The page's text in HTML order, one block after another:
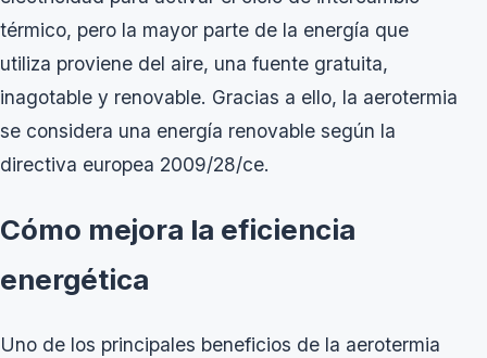
térmico, pero la mayor parte de la energía que
utiliza proviene del aire, una fuente gratuita,
inagotable y renovable. Gracias a ello, la aerotermia
se considera una energía renovable según la
directiva europea 2009/28/ce.
Cómo mejora la eficiencia
energética
Uno de los principales beneficios de la aerotermia